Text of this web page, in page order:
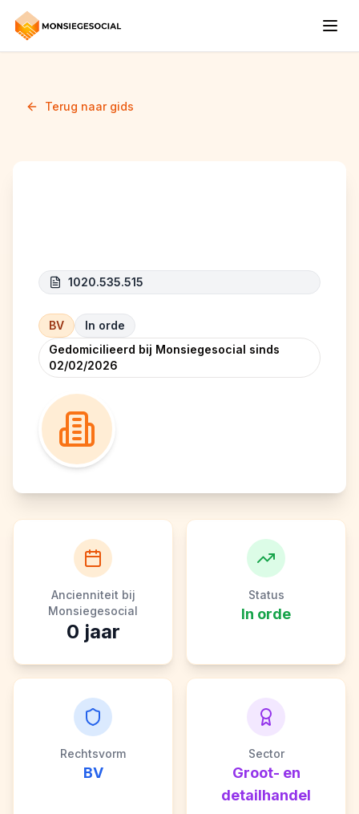
Terug naar gids
1020.535.515
BV
In orde
Gedomicilieerd bij Monsiegesocial sinds
02/02/2026
Ancienniteit bij
Monsiegesocial
0 jaar
Status
In orde
Rechtsvorm
BV
Sector
Groot- en
detailhandel